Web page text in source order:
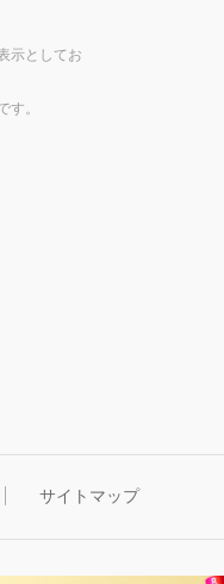
示としてお
す。
サイトマップ